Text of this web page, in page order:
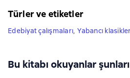
Türler ve etiketler
Edebiyat çalışmaları, Yabancı klasikler
Bu kitabı okuyanlar